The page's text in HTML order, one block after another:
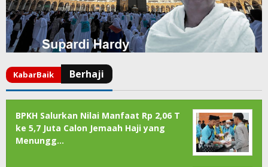
BPKH Salurkan Nilai Manfaat Rp 2,06 T
ke 5,7 Juta Calon Jemaah Haji yang
Menungg…